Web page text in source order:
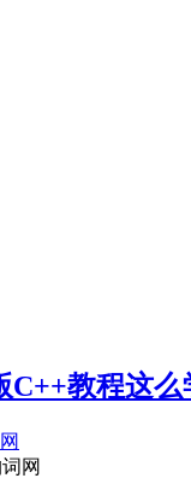
C++教程这